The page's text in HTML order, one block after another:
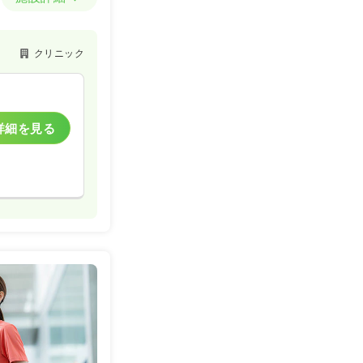
クリニック
細を見る